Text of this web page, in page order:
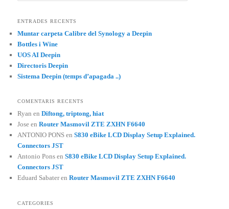
c
a
ENTRADES RECENTS
Muntar carpeta Calibre del Synology a Deepin
Bottles i Wine
UOS AI Deepin
Directoris Deepin
Sistema Deepin (temps d’apagada ..)
COMENTARIS RECENTS
Ryan enDiftong, triptong, hiat
Jose enRouter Masmovil ZTE ZXHN F6640
ANTONIO PONS enS830 eBike LCD Display Setup Explained.
Connectors JST
Antonio Pons enS830 eBike LCD Display Setup Explained.
Connectors JST
Eduard SabaterenRouter Masmovil ZTE ZXHN F6640
CATEGORIES